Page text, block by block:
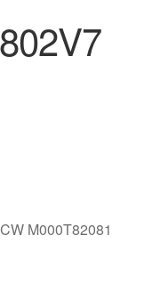
M000T82081